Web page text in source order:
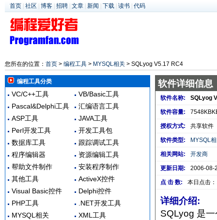
首页 社区 博客 招聘 文章 新闻 下载 读书 代码
您所在的位置： 首页 > 编程工具 > MYSQL相关 > SQLyog V5.17 RC4
编程工具分类
VC/C++工具
VB/Basic工具
Pascal&Delphi工具
汇编语言工具
ASP工具
JAVA工具
Perl开发工具
开发工具包
数据库工具
跟踪调试工具
程序编辑器
资源编辑工具
帮助文件制作
安装程序制作
其他工具
ActiveX控件
Visual Basic控件
Delphi控件
PHP工具
.NET开发工具
MYSQL相关
XML工具
软件详细信息
软件名称: SQLyog
软件容量:
授权方式: 共享软件
软件类型: MYSQL
相关网站: 开发商
更新日期: 2006-08-
点 击 数: 本日点击：
详细介绍:
SQLyog 是